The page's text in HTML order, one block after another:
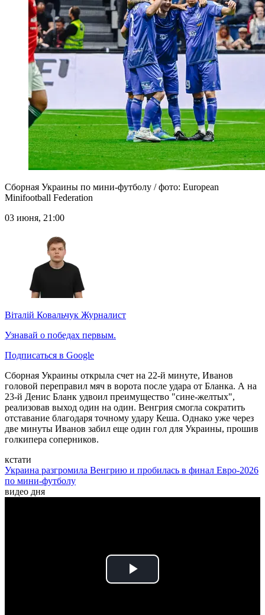
Сборная Украины по мини-футболу / фото: European
Minifootball Federation
03 июня, 21:00
Віталій Ковальчук Журналист
Узнавай о победах первым.
Подписаться в Google
Сборная Украины открыла счет на 22-й минуте, Иванов
головой переправил мяч в ворота после удара от Бланка. А на
23-й Денис Бланк удвоил преимущество "сине-желтых",
реализовав выход один на один. Венгрия смогла сократить
отставание благодаря точному удару Кеша. Однако уже через
две минуты Иванов забил еще один гол для Украины, прошив
голкипера соперников.
кстати
Украина разгромила Венгрию и пробилась в финал Евро-2026
по мини-футболу
видео дня
Play